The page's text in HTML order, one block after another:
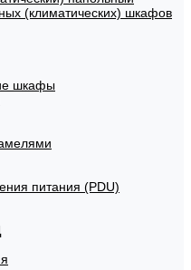
(климатических) шкафов
шкафы
питания (PDU)